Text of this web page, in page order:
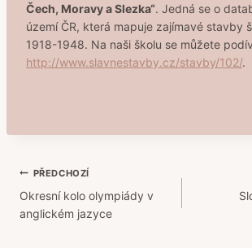
Čech, Moravy a Slezka“. Jedná se o
území ČR, která mapuje zajímavé stavby
1918-1948. Na naši školu se můžete
http://www.slavnestavby.cz/stavby/102/.
Navigace
pro
PŘEDCHOZÍ
Okresní kolo olympiády v
anglickém jazyce